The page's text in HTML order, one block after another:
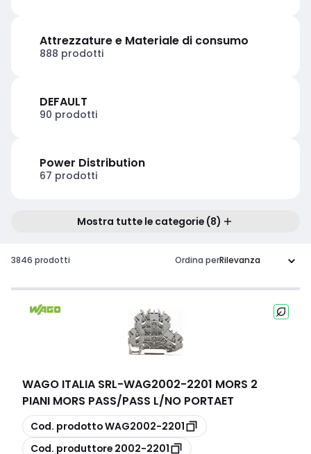
Attrezzature e Materiale di consumo
888 prodotti
DEFAULT
90 prodotti
Power Distribution
67 prodotti
Mostra tutte le categorie (8)
3846 prodotti Ordina per
WAGO ITALIA SRL-WAG2002-2201 MORS 2
PIANI MORS PASS/PASS L/NO PORTAET
copia
Cod. prodottoWAG2002-2201
copia
Cod. produttore 2002-2201